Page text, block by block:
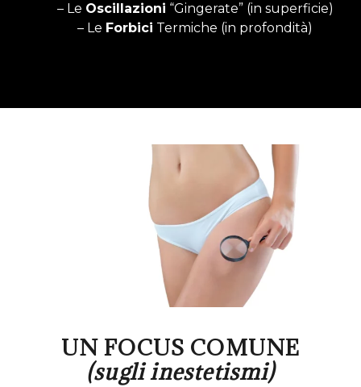
– LeOscillazioni“Gingerate” (in superficie)
– LeForbiciTermiche (in profondità)
UN FOCUS COMUNE
(sugli inestetismi)